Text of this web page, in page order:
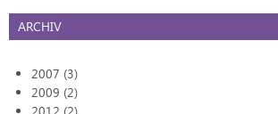
ARCHIV
2007 (3)
2009 (2)